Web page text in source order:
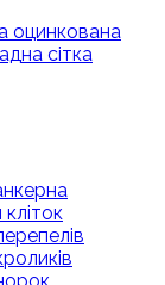
оцинкована
сітка